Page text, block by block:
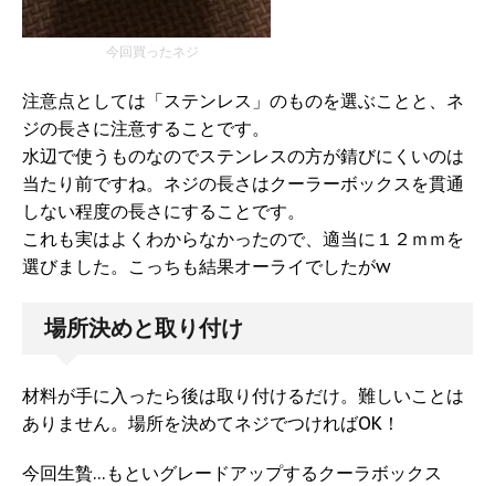
今回買ったネジ
注意点としては「ステンレス」のものを選ぶことと、ネ
ジの長さに注意することです。
水辺で使うものなのでステンレスの方が錆びにくいのは
当たり前ですね。ネジの長さはクーラーボックスを貫通
しない程度の長さにすることです。
これも実はよくわからなかったので、適当に１２ｍｍを
選びました。こっちも結果オーライでしたがw
場所決めと取り付け
材料が手に入ったら後は取り付けるだけ。難しいことは
ありません。場所を決めてネジでつければOK！
今回生贄…もといグレードアップするクーラボックス